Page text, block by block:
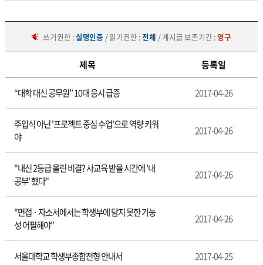
쓰기권한 :실명인증 / 읽기권한 :전체 / 게시글 보존기간 :영구
정
제목 등록일
“대학 대신 공무원” 10대 응시 급증 2017-04-26
주입식 아닌 '프로젝트 중심 수업'으로 역량 키워
야
2017-04-26
"내신 2등급 올린 비결? 사교육 받을 시간에 '내
공부' 했다"
2017-04-26
"면접 · 자소서에서는 학생부에 담지 못한 가능
성 어필해야"
2017-04-26
서울대학교 학생부종합전형 안내서 2017-04-25